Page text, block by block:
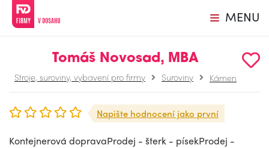
MENU
Tomáš Novosad, MBA
Stroje, suroviny, vybavení pro firmy Suroviny Kámen
Napište hodnocení jako první
Kontejnerová dopravaProdej - šterk - písekProdej -